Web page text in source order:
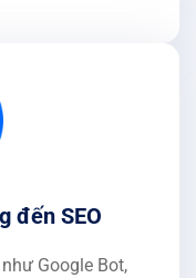
đến SEO
Google Bot,